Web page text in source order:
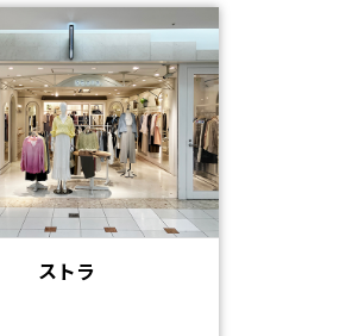
ストラ